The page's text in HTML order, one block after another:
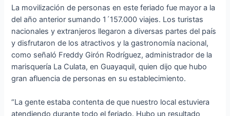
La movilización de personas en este feriado fue mayor a la
del año anterior sumando 1´157.000 viajes. Los turistas
nacionales y extranjeros llegaron a diversas partes del país
y disfrutaron de los atractivos y la gastronomía nacional,
como señaló Freddy Girón Rodríguez, administrador de la
marisquería La Culata, en Guayaquil, quien dijo que hubo
gran afluencia de personas en su establecimiento.
“La gente estaba contenta de que nuestro local estuviera